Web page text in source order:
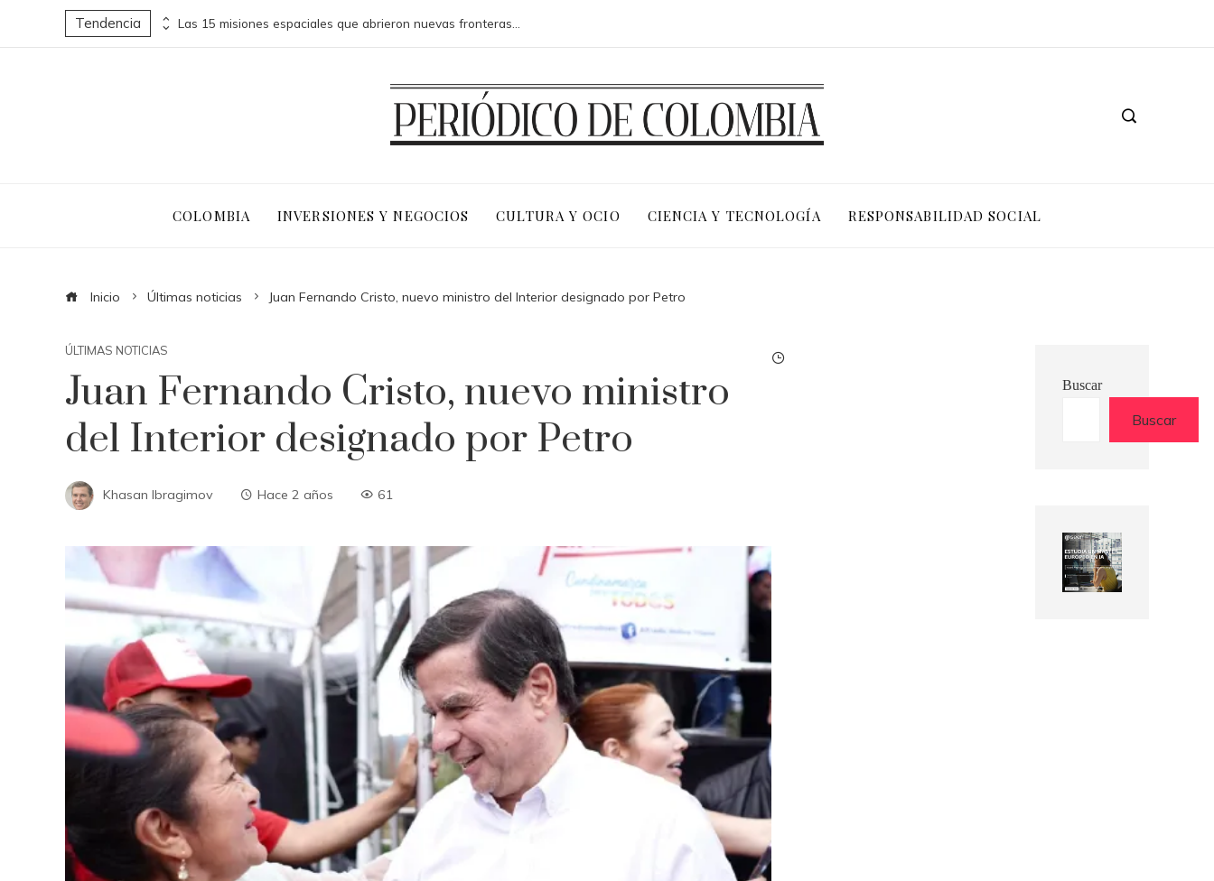
Tendencia Fuentes naturales de vitamina C para una dieta equilibrada y saludable
COLOMBIA INVERSIONES Y NEGOCIOS CULTURA Y OCIO CIENCIA Y TECNOLOGÍA RESPONSABILIDAD SOCIAL
Inicio Últimas noticias Juan Fernando Cristo, nuevo ministro del Interior designado por Petro
ÚLTIMAS NOTICIAS
Juan Fernando Cristo, nuevo ministro
del Interior designado por Petro
Khasan Ibragimov Hace 2 años 61
Buscar
Buscar